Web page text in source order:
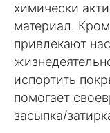
химически
материал.
привлекают
испортить
помогает
засыпка/